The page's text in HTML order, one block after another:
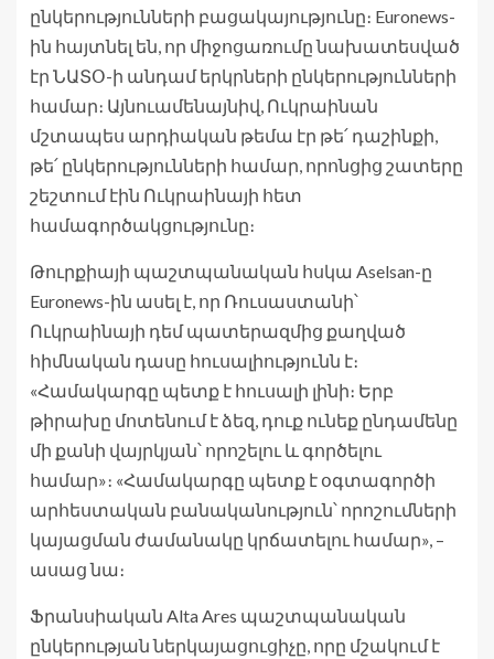
ընկերությունների բացակայությունը։ Euronews-
ին հայտնել են, որ միջոցառումը նախատեսված
էր ՆԱՏՕ-ի անդամ երկրների ընկերությունների
համար։ Այնուամենայնիվ, Ուկրաինան
մշտապես արդիական թեմա էր թե՛ դաշինքի,
թե՛ ընկերությունների համար, որոնցից շատերը
շեշտում էին Ուկրաինայի հետ
համագործակցությունը։
Թուրքիայի պաշտպանական հսկա Aselsan-ը
Euronews-ին ասել է, որ Ռուսաստանի՝
Ուկրաինայի դեմ պատերազմից քաղված
հիմնական դասը հուսալիությունն է։
«Համակարգը պետք է հուսալի լինի։ Երբ
թիրախը մոտենում է ձեզ, դուք ունեք ընդամենը
մի քանի վայրկյան՝ որոշելու և գործելու
համար»։ «Համակարգը պետք է օգտագործի
արհեստական ​​բանականություն՝ որոշումների
կայացման ժամանակը կրճատելու համար», –
ասաց նա։
Ֆրանսիական Alta Ares պաշտպանական
ընկերության ներկայացուցիչը, որը մշակում է